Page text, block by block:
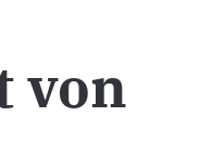
von